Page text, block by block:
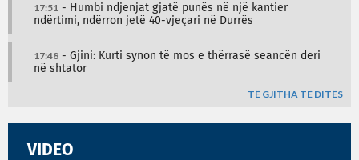
17:51 - Humbi ndjenjat gjatë punës në një kantier
ndërtimi, ndërron jetë 40-vjeçari në Durrës
17:48 - Gjini: Kurti synon të mos e thërrasë seancën deri
në shtator
TË GJITHA TË DITËS
VIDEO